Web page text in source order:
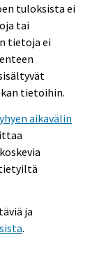
tuloksista ei
tai
tietoja ei
tietoihin.
aikavälin
ja
.